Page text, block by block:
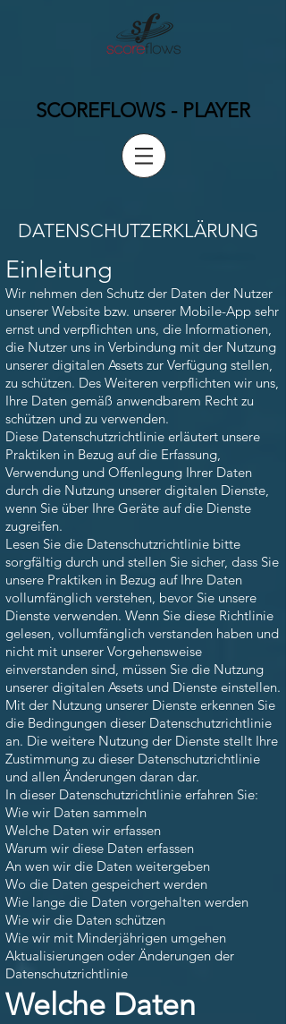
SCOREFLOWS - PLAYER
DATENSCHUTZERKLÄRUNG
Einleitung
Wir nehmen den Schutz der Daten der Nutzer
unserer Website bzw. unserer Mobile-App sehr
ernst und verpflichten uns, die Informationen,
die Nutzer uns in Verbindung mit der Nutzung
unserer digitalen Assets zur Verfügung stellen,
zu schützen. Des Weiteren verpflichten wir uns,
Ihre Daten gemäß anwendbarem Recht zu
schützen und zu verwenden.
Diese Datenschutzrichtlinie erläutert unsere
Praktiken in Bezug auf die Erfassung,
Verwendung und Offenlegung Ihrer Daten
durch die Nutzung unserer digitalen Dienste,
wenn Sie über Ihre Geräte auf die Dienste
zugreifen.
Lesen Sie die Datenschutzrichtlinie bitte
sorgfältig durch und stellen Sie sicher, dass Sie
unsere Praktiken in Bezug auf Ihre Daten
vollumfänglich verstehen, bevor Sie unsere
Dienste verwenden. Wenn Sie diese Richtlinie
gelesen, vollumfänglich verstanden haben und
nicht mit unserer Vorgehensweise
einverstanden sind, müssen Sie die Nutzung
unserer digitalen Assets und Dienste einstellen.
Mit der Nutzung unserer Dienste erkennen Sie
die Bedingungen dieser Datenschutzrichtlinie
an. Die weitere Nutzung der Dienste stellt Ihre
Zustimmung zu dieser Datenschutzrichtlinie
und allen Änderungen daran dar.
In dieser Datenschutzrichtlinie erfahren Sie:
Wie wir Daten sammeln
Welche Daten wir erfassen
Warum wir diese Daten erfassen
An wen wir die Daten weitergeben
Wo die Daten gespeichert werden
Wie lange die Daten vorgehalten werden
Wie wir die Daten schützen
Wie wir mit Minderjährigen umgehen
Aktualisierungen oder Änderungen der
Datenschutzrichtlinie
Welche Daten